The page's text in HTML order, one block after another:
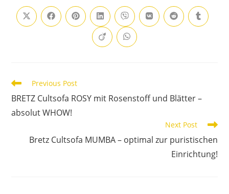
Previous Post
BRETZ Cultsofa ROSY mit Rosenstoff und Blätter –
absolut WHOW!
Next Post
Bretz Cultsofa MUMBA – optimal zur puristischen
Einrichtung!